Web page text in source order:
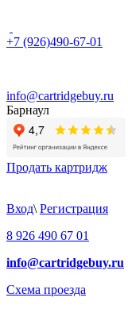
+7 (926)490-67-01
info@cartridgebuy.ru
Барнаул
Продать картридж
Вход\ Регистрация
8 926 490 67 01
info@cartridgebuy.ru
Схема проезда